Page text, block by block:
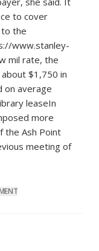
to cover
the
www.stanley-
mil rate, the
$1,750 in
on average
leaseIn
more
the Ash Point
meeting of